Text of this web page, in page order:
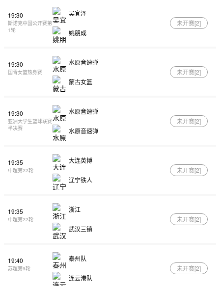
19:30
斯诺克中国公开赛第
1轮
吴宜泽
姚朋成
未开赛[2]
19:30
国青女篮热身赛
水原音速弹
蒙古女篮
未开赛[2]
19:30
亚洲大学生篮球联赛
半决赛
水原音速弹
水原音速弹
未开赛[2]
19:35
中超第22轮
大连英博
辽宁铁人
未开赛[2]
19:35
中超第22轮
浙江
武汉三镇
未开赛[2]
19:40
苏超第9轮
泰州队
连云港队
未开赛[2]